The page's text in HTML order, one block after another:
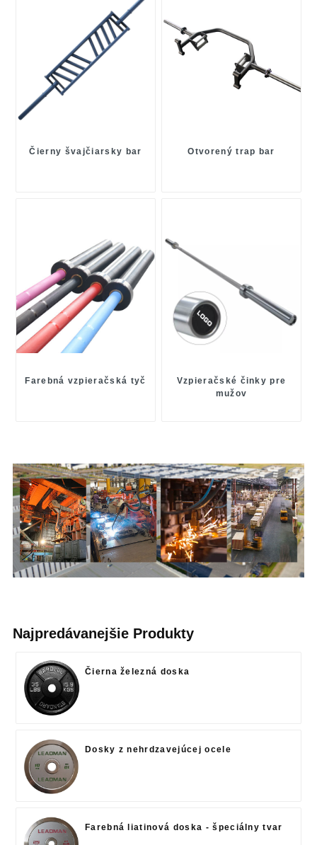
Čierny švajčiarsky bar Otvorený trap bar
Farebná vzpieračská tyč
Vzpieračské činky pre
mužov
Najpredávanejšie Produkty
Čierna železná doska
Dosky z nehrdzavejúcej ocele
Farebná liatinová doska - špeciálny tvar